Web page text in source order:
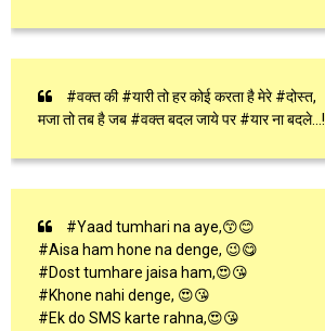
#वक्त की #यारी तो हर कोई करता है मेरे #दोस्त,
मजा तो तब है जब #वक्त बदल जाये पर #यार ना बदले...!
#Yaad tumhari na aye,😙😊
#Aisa ham hone na denge, 😉😋
#Dost tumhare jaisa ham,😍😘
#Khone nahi denge, 😍😘
#Ek do SMS karte rahna,😍😘